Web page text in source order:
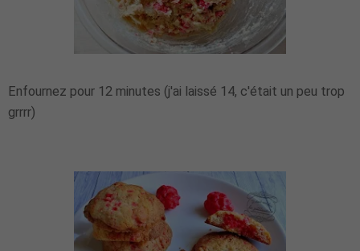
Enfournez pour 12 minutes (j'ai laissé 14, c'était un peu trop
grrrr)